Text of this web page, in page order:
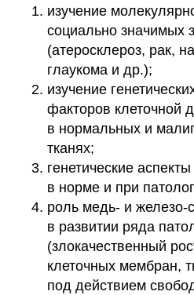
изучение
социально значимых
(атеросклероз, рак,
глаукома и др.);
изучение
факторов клеточной
в нормальных и
тканях;
генетические
в норме и при
роль медь- и
в развитии ряда
(злокачественный
клеточных мембран,
под действием